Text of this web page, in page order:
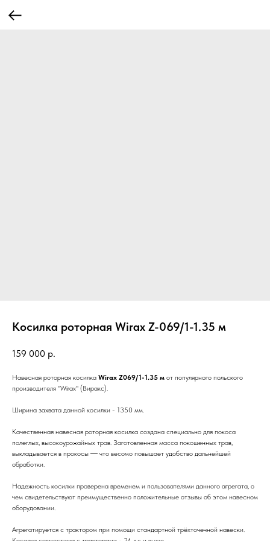
Косилка роторная Wirax Z-069/1-1.35 м
159 000 р.
Навесная роторная косилка Wirax Z069/1-1.35 м от популярного польского
производителя "Wirax" (Виракс).
Ширина захвата данной косилки - 1350 мм.
Качественная навесная роторная косилка создана специально для покоса
полеглых, высокоурожайных трав. Заготовленная масса покошенных трав,
выкладывается в прокосы ― что весомо повышает удобство дальнейшей
обработки.
Надежность косилки проверена временем и пользователями данного агрегата, о
чем свидетельствуют преимущественно положительные отзывы об этом навесном
оборудовании.
Агрегатируется с трактором при помощи стандартной трёхточечной навески.